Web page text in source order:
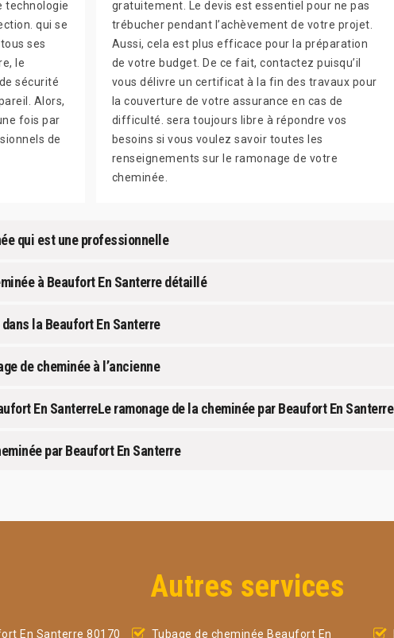
technologie
qui se
ses
le
sécurité
Alors,
fois par
de
gratuitement. Le devis est essentiel pour ne pas
trébucher pendant l’achèvement de votre projet.
Aussi, cela est plus efficace pour la préparation
de votre budget. De ce fait, contactez puisqu’il
vous délivre un certificat à la fin des travaux pour
la couverture de votre assurance en cas de
difficulté. sera toujours libre à répondre vos
besoins si vous voulez savoir toutes les
renseignements sur le ramonage de votre
cheminée.
qui est une professionnelle
à Beaufort En Santerre détaillé
la Beaufort En Santerre
de cheminée à l’ancienne
En SanterreLe ramonage de la cheminée par Beaufort En Santerre
par Beaufort En Santerre
Autres services
En Santerre 80170 Tubage de cheminée Beaufort En